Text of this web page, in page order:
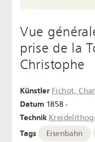
Vue
prise de la
Christophe
Künstler Fichot,
Datum 1858 -
Technik
Tags Eisenbahn